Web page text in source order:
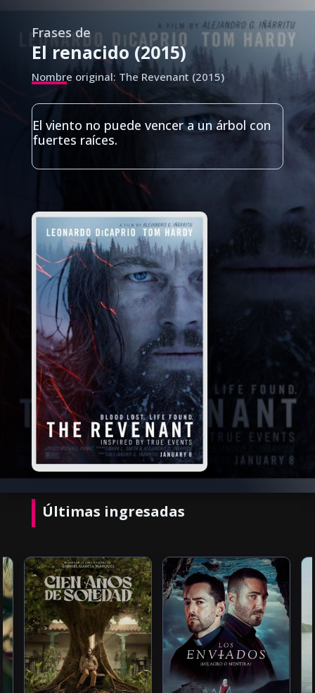
Frases de
El renacido (2015)
Nombre original: The Revenant (2015)
El viento no puede vencer a un árbol con
fuertes raíces.
Últimas ingresadas